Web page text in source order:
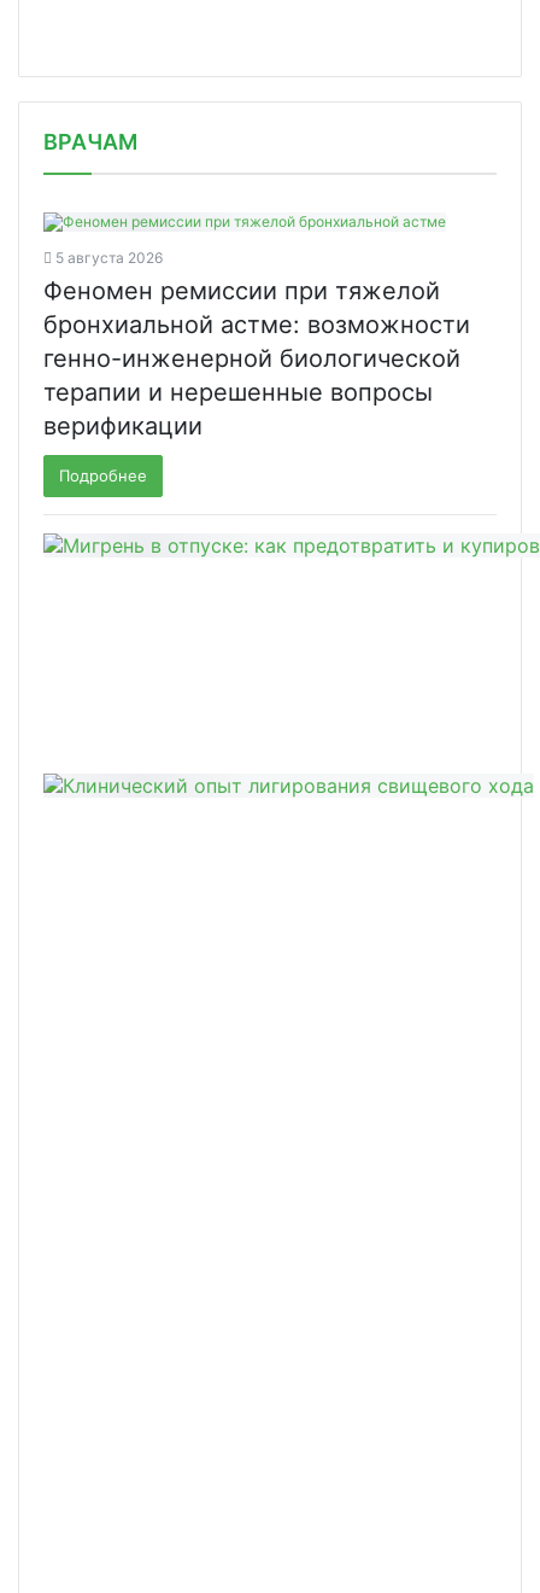
ВРАЧАМ
5 августа 2026
Феномен ремиссии при тяжелой
бронхиальной астме: возможности
генно-инженерной биологической
терапии и нерешенные вопросы
верификации
Подробнее